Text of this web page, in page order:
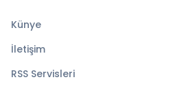
Künye
İletişim
RSS Servisleri